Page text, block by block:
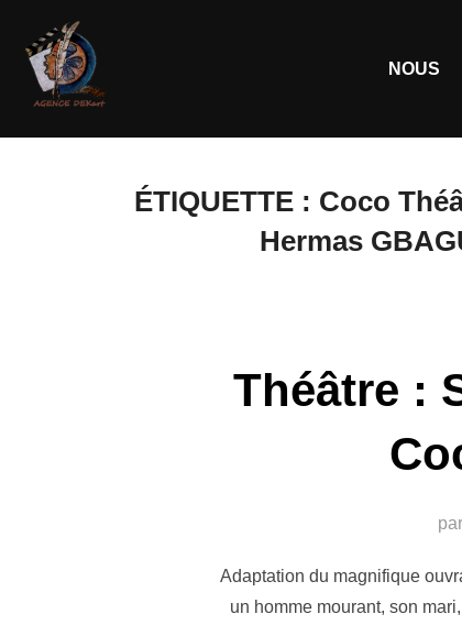
NOUS
ÉTIQUETTE : Coco
Hermas
Théâtre :
par
Adaptation du magnifique
un homme mourant, son